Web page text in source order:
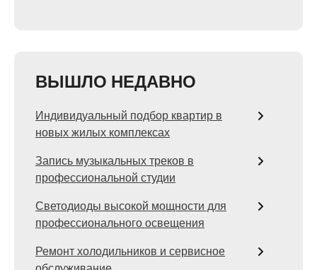
ВЫШЛО НЕДАВНО
Индивидуальный подбор квартир в
новых жилых комплексах
Запись музыкальных треков в
профессиональной студии
Светодиоды высокой мощности для
профессионального освещения
Ремонт холодильников и сервисное